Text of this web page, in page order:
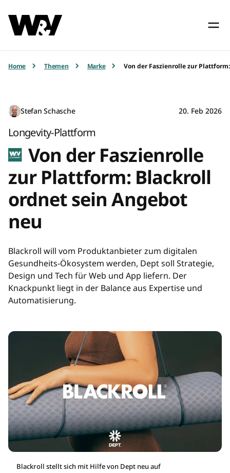
Home Themen Marke Von der Faszienrolle zur
Stefan Schasche 20. Feb 2026
Longevity-Plattform
Von der Faszienrolle
zur Plattform: Blackroll
ordnet sein Angebot
neu
Blackroll will vom Produktanbieter zum digitalen
Gesundheits-Ökosystem werden, Dept soll Strategie,
Design und Tech für Web und App liefern. Der
Knackpunkt liegt in der Balance aus Expertise und
Automatisierung.
Blackroll stellt sich mit Hilfe von Dept neu auf